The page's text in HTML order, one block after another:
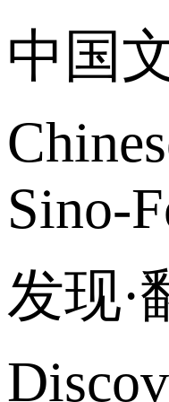
中国
Sino-
发现·